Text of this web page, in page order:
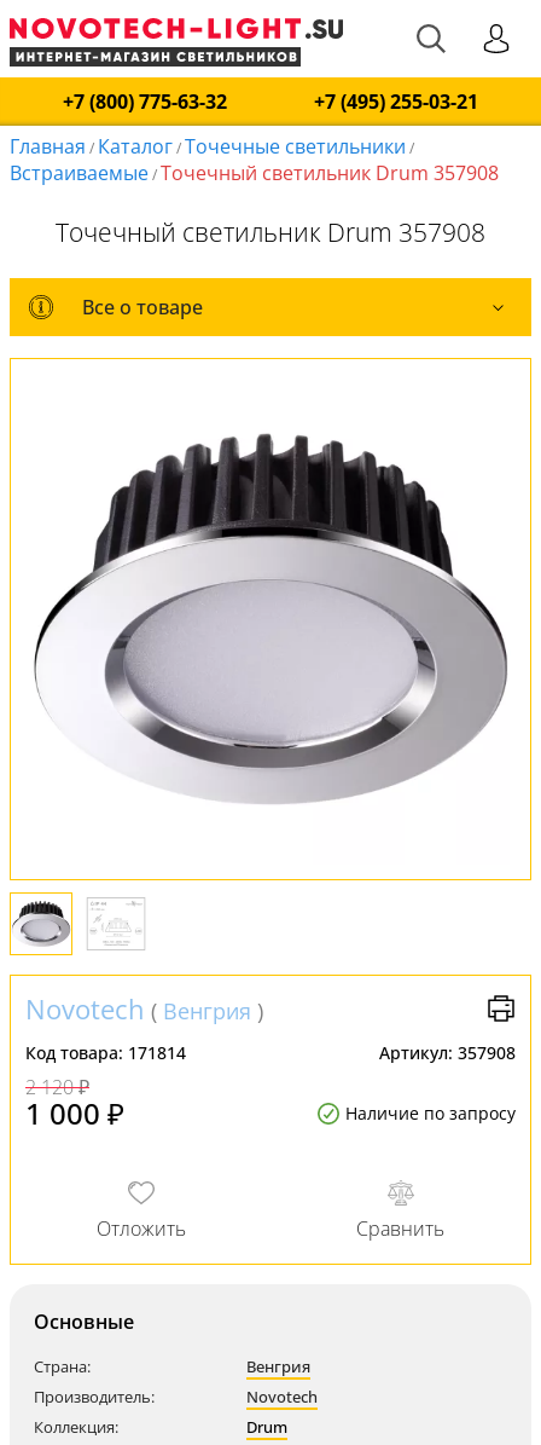
+7 (800) 775-63-32
+7 (495) 255-03-21
Главная / Каталог/Точечные светильники /
Встраиваемые/Точечный светильник Drum 357908
Точечный светильник Drum 357908
Все о товаре
Все о товаре
Вся коллекция
Оплата и доставка
Обмен и возврат
Установка
Novotech ( Венгрия )
Код товара: 171814 Артикул: 357908
2 120 ₽
1 000 ₽ Наличие по запросу
Основные
Страна:
Венгрия
Производитель:
Novotech
Коллекция:
Drum